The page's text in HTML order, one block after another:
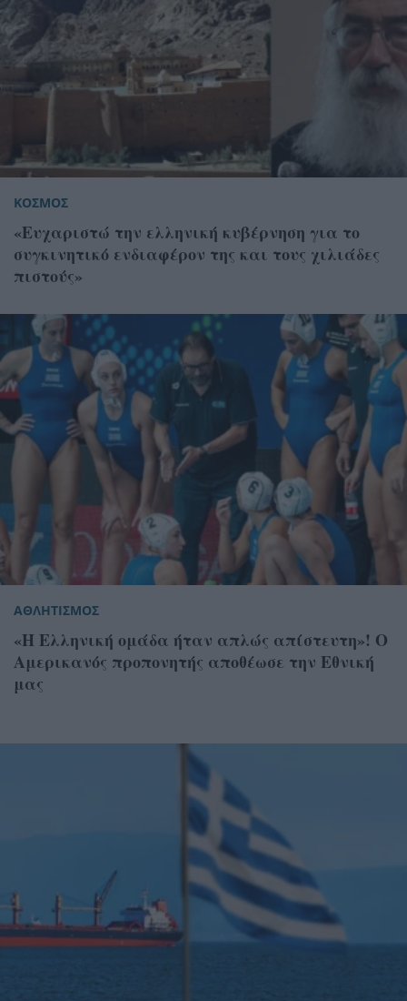
ΚΟΣΜΟΣ
«Ευχαριστώ την ελληνική κυβέρνηση για το
συγκινητικό ενδιαφέρον της και τους χιλιάδες
πιστούς»
ΑΘΛΗΤΙΣΜΟΣ
«Η Ελληνική ομάδα ήταν απλώς απίστευτη»! Ο
Αμερικανός προπονητής αποθέωσε την Εθνική
μας